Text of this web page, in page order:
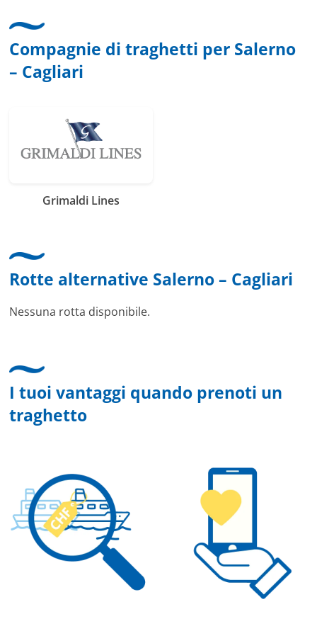
Compagnie di traghetti per Salerno
– Cagliari
Grimaldi Lines
Rotte alternative Salerno – Cagliari
Nessuna rotta disponibile.
I tuoi vantaggi quando prenoti un
traghetto